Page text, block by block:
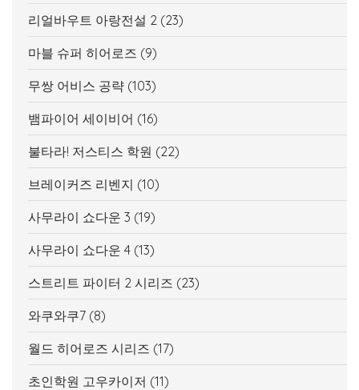
리얼바우트 아랑전설 2 (23)
마블 슈퍼 히어로즈 (9)
무쌍 어비스 공략 (103)
뱀파이어 세이비어 (16)
불타라! 저스티스 학원 (22)
브레이커즈 리벤지 (10)
사무라이 쇼다운 3 (19)
사무라이 쇼다운 4 (13)
스트리트 파이터 2 시리즈 (23)
와쿠와쿠7 (8)
월드 히어로즈 시리즈 (17)
초인학원 고우카이저 (11)